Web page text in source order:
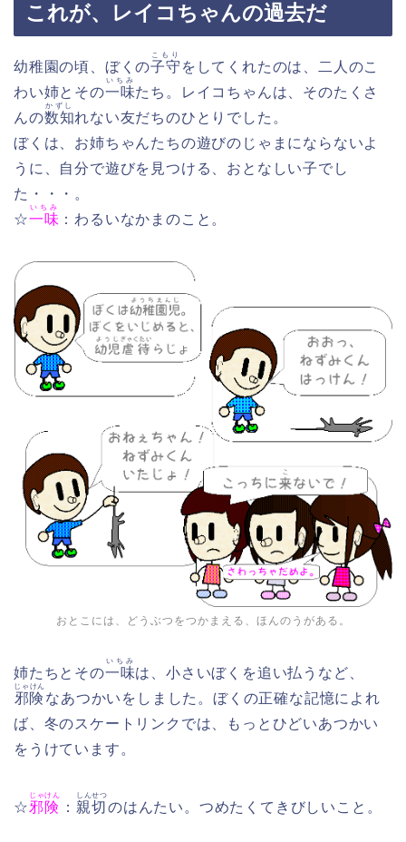
これが、レイコちゃんの過去だ
幼稚園の頃、ぼくの子守
こもり
をしてくれたのは、二人のこ
わい姉とその一味
いちみ
たち。レイコちゃんは、そのたくさ
んの数知
かずし
れない友だちのひとりでした。
ぼくは、お姉ちゃんたちの遊びのじゃまにならないよ
うに、自分で遊びを見つける、おとなしい子でし
た・・・。
☆一味
いちみ
：わるいなかまのこと。
おとこには、どうぶつをつかまえる、ほんのうがある。
姉たちとその一味
いちみ
は、小さいぼくを追い払うなど、
邪険
じゃけん
なあつかいをしました。ぼくの正確な記憶によれ
ば、冬のスケートリンクでは、もっとひどいあつかい
をうけています。
☆邪険
じゃけん
： 親切
しんせつ
のはんたい。つめたくてきびしいこと。